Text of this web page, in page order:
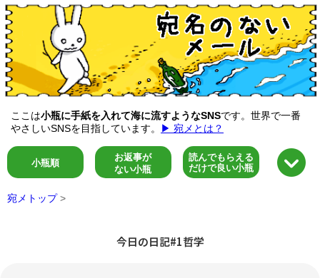
ここは小瓶に手紙を入れて海に流すようなSNSです。世界で一番
やさしいSNSを目指しています。
▶ 宛メとは？
小瓶順
お返事が
ない小瓶
読んでもらえる
だけで良い小瓶
宛メトップ >
今日の日記#1哲学